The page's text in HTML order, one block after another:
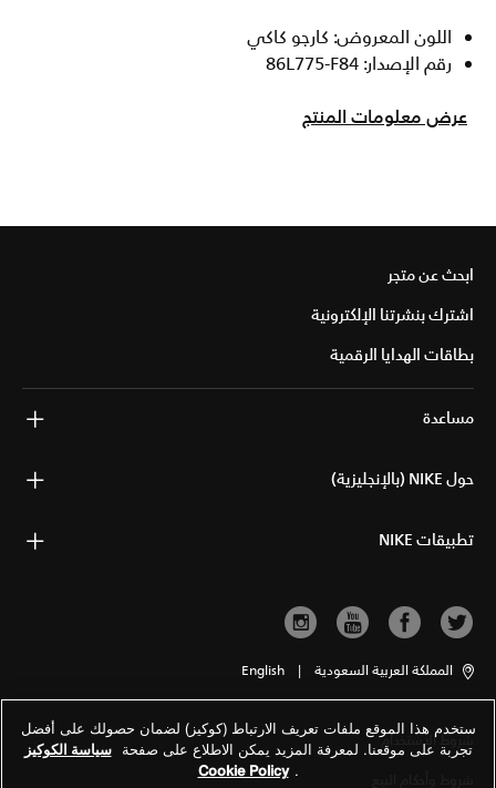
اللون المعروض: كارجو كاكي
رقم الإصدار: 86L775-F84
عرض معلومات المنتج
ابحث عن متجر
اشترك بنشرتنا الإلكترونية
بطاقات الهدايا الرقمية
مساعدة
حول NIKE (بالإنجليزية)
تطبيقات NIKE
المملكة العربية السعودية |
English
شروط الاستخدام
ستخدم هذا الموقع ملفات تعريف الارتباط (كوكيز) لضمان حصولك على أفضل
تجربة على موقعنا. لمعرفة المزيد يمكن الاطلاع على صفحة سياسة الكوكيز
.
Cookie Policy